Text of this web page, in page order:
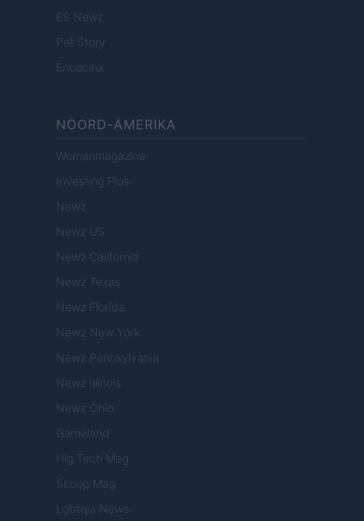
ES Newz
Pet Story
Encocina
NOORD-AMERIKA
Womanmagazine
Investing Plus
Newz
Newz US
Newz California
Newz Texas
Newz Florida
Newz New York
Newz Pennsylvania
Newz Illinois
Newz Ohio
Gameland
Hig Tech Mag
Scoop Mag
Lgbtqia News